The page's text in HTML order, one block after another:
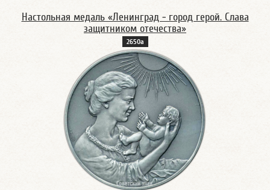
Настольная медаль «Ленинград - город герой. Слава
защитником отечества»
2650а